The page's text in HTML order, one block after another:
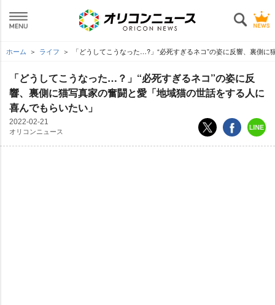
ホーム ライフ 「どうしてこうなった…?」“必死すぎるネコ”の姿に反響、裏側
「どうしてこうなった…？」“必死すぎるネコ”の姿に反
響、裏側に猫写真家の奮闘と愛「地域猫の世話をする人に
喜んでもらいたい」
2022-02-21
オリコンニュース